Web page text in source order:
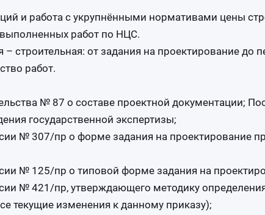
и работа с укрупнёнными нормативами цены
работ по НЦС.
– строительная: от задания на проектирование до
работ.
№ 87 о составе проектной документации;
государственной экспертизы;
№ 307/пр о форме задания на проектирование
№ 125/пр о типовой форме задания на
№ 421/пр, утверждающего методику
текущие изменения к данному приказу);